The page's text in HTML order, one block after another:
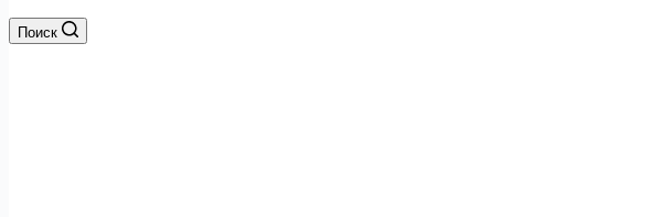
Поиск